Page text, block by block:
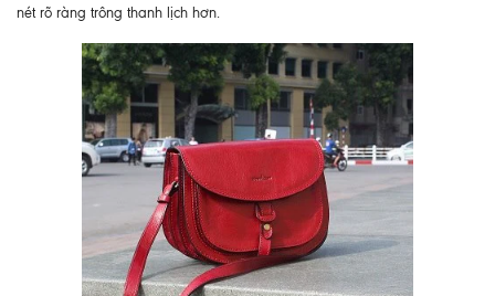
nét rõ ràng trông thanh lịch hơn.